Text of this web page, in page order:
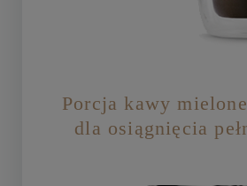
Porcja kawy
dla osiągnięcia